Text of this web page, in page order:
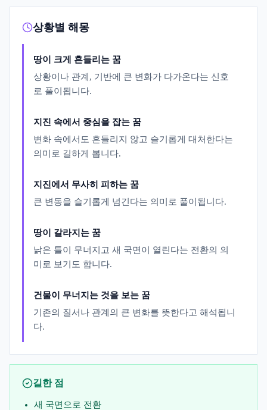
상황별 해몽
땅이 크게 흔들리는 꿈
상황이나 관계, 기반에 큰 변화가 다가온다는 신호
로 풀이됩니다.
지진 속에서 중심을 잡는 꿈
변화 속에서도 흔들리지 않고 슬기롭게 대처한다는
의미로 길하게 봅니다.
지진에서 무사히 피하는 꿈
큰 변동을 슬기롭게 넘긴다는 의미로 풀이됩니다.
땅이 갈라지는 꿈
낡은 틀이 무너지고 새 국면이 열린다는 전환의 의
미로 보기도 합니다.
건물이 무너지는 것을 보는 꿈
기존의 질서나 관계의 큰 변화를 뜻한다고 해석됩니
다.
길한 점
새 국면으로 전환